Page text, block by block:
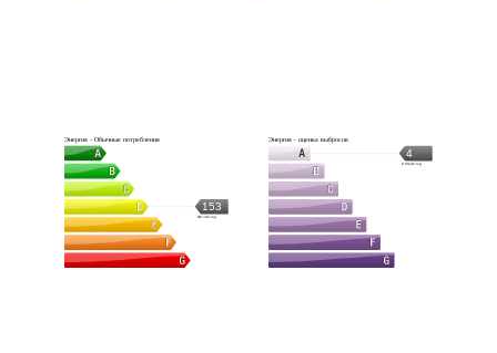
Энергия - Обычные потребления
153
кВт·ч/м².год
Энергия - оценка выбросов
4
кг CO₂/м².год